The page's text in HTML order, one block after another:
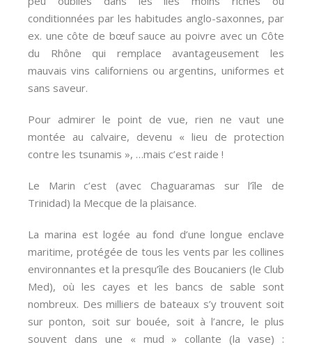
conditionnées par les habitudes anglo-saxonnes, par
ex. une côte de bœuf sauce au poivre avec un Côte
du Rhône qui remplace avantageusement les
mauvais vins californiens ou argentins, uniformes et
sans saveur.
Pour admirer le point de vue, rien ne vaut une
montée au calvaire, devenu « lieu de protection
contre les tsunamis », …mais c’est raide !
Le Marin c’est (avec Chaguaramas sur l’île de
Trinidad) la Mecque de la plaisance.
La marina est logée au fond d’une longue enclave
maritime, protégée de tous les vents par les collines
environnantes et la presqu’île des Boucaniers (le Club
Med), où les cayes et les bancs de sable sont
nombreux. Des milliers de bateaux s’y trouvent soit
sur ponton, soit sur bouée, soit à l’ancre, le plus
souvent dans une « mud » collante (la vase) :